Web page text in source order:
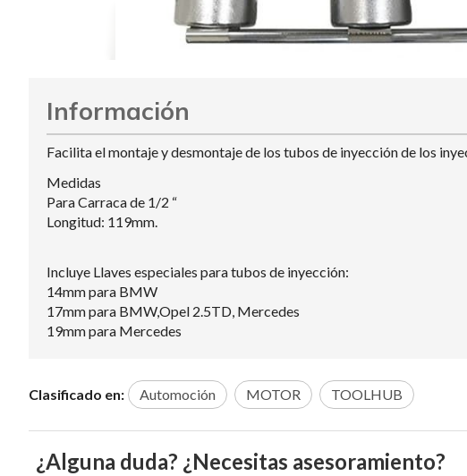
Información
Facilita el montaje y desmontaje de los tubos de inyección de los
Medidas
Para Carraca de 1/2 “
Longitud: 119mm.
Incluye Llaves especiales para tubos de inyección:
14mm para BMW
17mm para BMW,Opel 2.5TD, Mercedes
19mm para Mercedes
Clasificado en: Automoción MOTOR TOOLHUB
¿Alguna duda? ¿Necesitas asesoramiento?